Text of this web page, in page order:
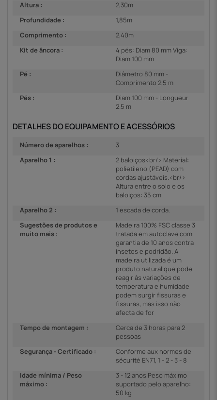
Altura :
2,30m
Profundidade :
1,85m
Comprimento :
2,40m
Kit de âncora :
4 pés: Diam 80 mm Viga:
Diam 100 mm
Pé :
Diâmetro 80 mm -
Comprimento 2,5 m
Pés :
Diam 100 mm - Longueur
2.5 m
DETALHES DO EQUIPAMENTO E ACESSÓRIOS
Número de aparelhos :
3
Aparelho 1 :
2 baloiços<br/> Material:
polietileno (PEAD) com
cordas ajustáveis.<br/>
Altura entre o solo e os
baloiços: 35 cm
Aparelho 2 :
1 escada de corda.
Sugestões de produtos e
muito mais :
Madeira 100% FSC classe 3
tratada em autoclave com
garantia de 10 anos contra
insetos e podridão. A
madeira utilizada é um
produto natural que pode
reagir às variações de
temperatura e humidade
podem surgir fissuras e
fissuras, mas isso não
afecta de for
Tempo de montagem :
Cerca de 3 horas para 2
pessoas
Segurança - Certificado :
Conforme aux normes de
sécurité EN71, 1 - 2 - 3 - 8
Idade mínima / Peso
máximo :
3 - 12 anos Peso máximo
suportado pelo aparelho:
50 kg